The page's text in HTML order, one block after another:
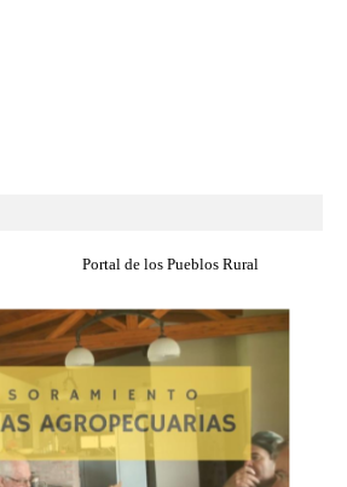
Portal de los Pueblos Rural